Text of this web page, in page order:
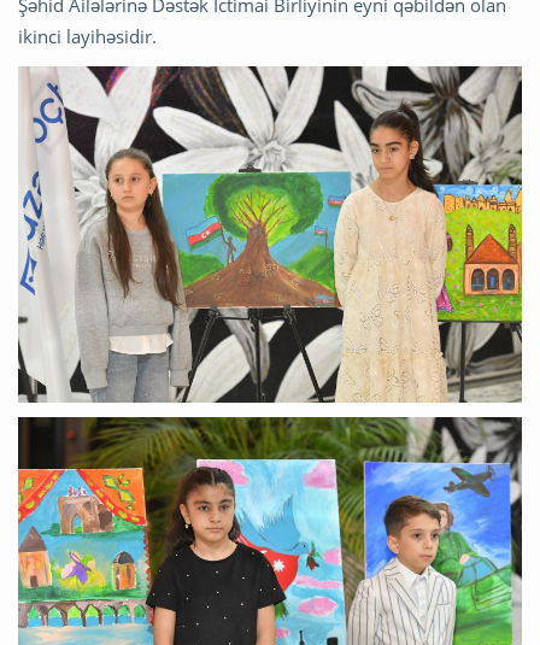
Şəhid Ailələrinə Dəstək İctimai Birliyinin eyni qəbildən olan
ikinci layihəsidir.